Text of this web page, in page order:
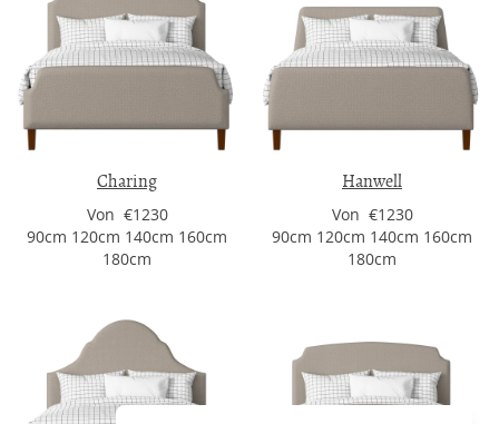
Charing
Von €1230
90cm 120cm 140cm 160cm
180cm
Hanwell
Von €1230
90cm 120cm 140cm 160cm
180cm